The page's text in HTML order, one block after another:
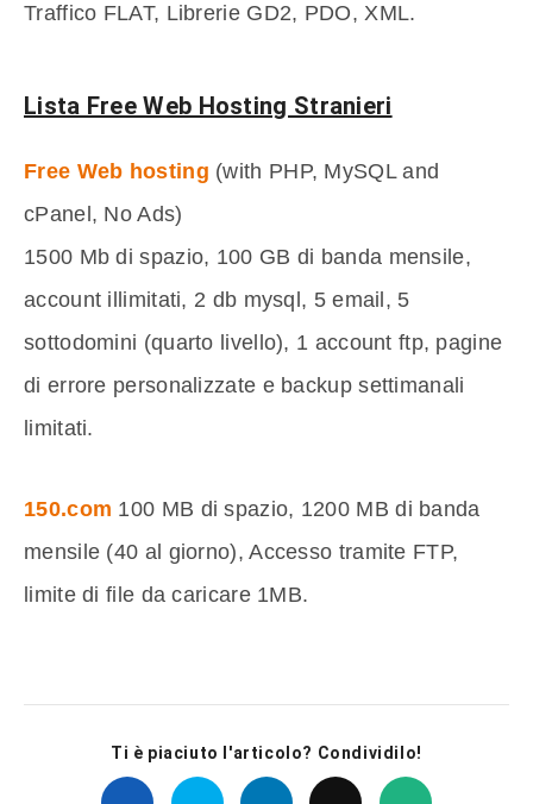
Traffico FLAT, Librerie GD2, PDO, XML.
Lista Free Web Hosting Stranieri
Free Web hosting (with PHP, MySQL and
cPanel, No Ads)
1500 Mb di spazio, 100 GB di banda mensile,
account illimitati, 2 db mysql, 5 email, 5
sottodomini (quarto livello), 1 account ftp, pagine
di errore personalizzate e backup settimanali
limitati.
150.com 100 MB di spazio, 1200 MB di banda
mensile (40 al giorno), Accesso tramite FTP,
limite di file da caricare 1MB.
Ti è piaciuto l'articolo? Condividilo!